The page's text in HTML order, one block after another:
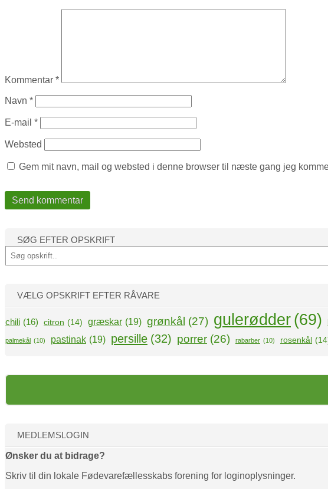
Kommentar *
Navn *
E-mail *
Websted
Gem mit navn, mail og websted i denne browser til næste gang jeg
SØG EFTER OPSKRIFT
VÆLG OPSKRIFT EFTER RÅVARE
chili (16) citron (14) græskar (19) grønkål (27) gulerødder (69)
palmekål (10) pastinak (19) persille (32) porrer (26) rabarber (10) rosenkål
MEDLEMSLOGIN
Ønsker du at bidrage?
Skriv til din lokale Fødevarefællesskabs forening for loginoplysninger.